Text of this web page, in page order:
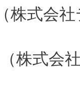
株式会
（株式